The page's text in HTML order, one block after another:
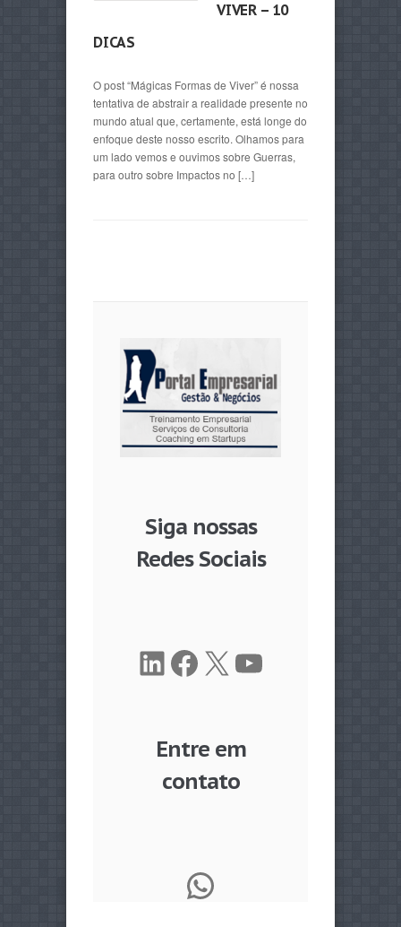
VIVER – 10
DICAS
O post “Mágicas Formas de Viver” é nossa
tentativa de abstrair a realidade presente no
mundo atual que, certamente, está longe do
enfoque deste nosso escrito. Olhamos para
um lado vemos e ouvimos sobre Guerras,
para outro sobre Impactos no […]
Siga nossas
Redes Sociais
LinkedIn
Facebook
X Youtube
Entre em
contato
WhatsApp